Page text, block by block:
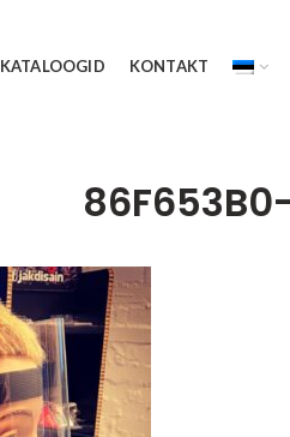
KATALOOGID KONTAKT